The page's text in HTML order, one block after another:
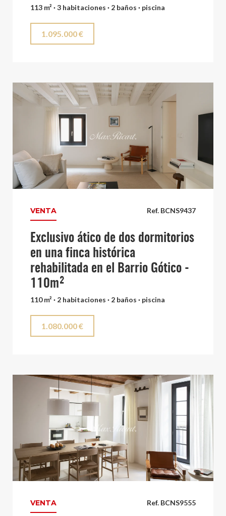
113 m² · 3 habitaciones · 2 baños · piscina
1.095.000 €
Ref. BCNS9437
VENTA
Exclusivo ático de dos dormitorios
en una finca histórica
rehabilitada en el Barrio Gótico -
110m²
110 m² · 2 habitaciones · 2 baños · piscina
1.080.000 €
Ref. BCNS9555
VENTA